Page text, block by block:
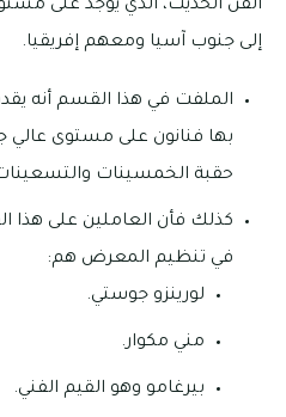
الفن الحديث، الذي يوجد على
إلى جنوب آسيا ومعهم إفريقيا.
الملفت في هذا القسم أنه
بها فنانون على مستوى عالي
حقبة الخمسينات
كذلك فأن العاملين على هذا
في تنظيم المعرض هم:
لورينزو جوستي.
مني مكوار.
بيرغامو وهو القيم الفني.